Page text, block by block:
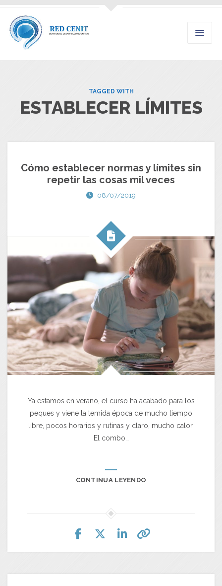
TAGGED WITH
ESTABLECER LÍMITES
Cómo establecer normas y límites sin
repetir las cosas mil veces
08/07/2019
Ya estamos en verano, el curso ha acabado para los
peques y viene la temida época de mucho tiempo
libre, pocos horarios y rutinas y claro, mucho calor.
El combo…
CONTINUA LEYENDO